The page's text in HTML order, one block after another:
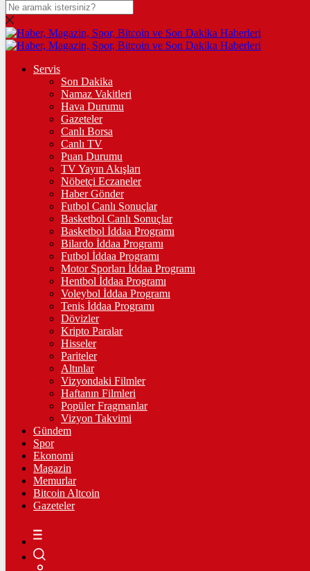
DOLAR
47,7113$% 0.17
% 0.04
STERLİN
% -0.03
GRAM ALTIN
%1,81
ÇEYREK ALTIN
10.801,00%1,58
TAM ALTIN
43.018,00%1,57
%1,79
%0,17
฿%-0.1
LİTECOİN
2182.59Ł%1.4
ETHEREUM
91270 Ξ%-0.1
RİPPLE
49.41
%-1.9
Servis
Son Dakika
Namaz Vakitleri
Hava Durumu
Gazeteler
Canlı Borsa
Canlı TV
Puan Durumu
TV Yayın Akışları
Nöbetçi Eczaneler
Haber Gönder
Futbol Canlı Sonuçlar
Basketbol Canlı Sonuçlar
Basketbol İddaa Programı
Bilardo İddaa Programı
Futbol İddaa Programı
Motor Sporları İddaa Programı
Hentbol İddaa Programı
Voleybol İddaa Programı
Tenis İddaa Programı
Dövizler
Kripto Paralar
Hisseler
Pariteler
Altınlar
Vizyondaki Filmler
Haftanın Filmleri
Popüler Fragmanlar
Vizyon Takvimi
Gündem
Spor
Ekonomi
Magazin
Memurlar
Bitcoin Altcoin
Gazeteler